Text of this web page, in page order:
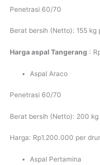
Penetrasi 60/70
Berat bersih (Netto): 155 kg
Harga aspal Tangerang :
Aspal Araco
Penetrasi 60/70
Berat bersih (Netto): 200 kg
Harga: Rp1.200.000 per
Aspal Pertamina